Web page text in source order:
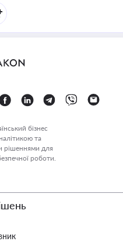
бізнес
та
рішеннями для
роботи.